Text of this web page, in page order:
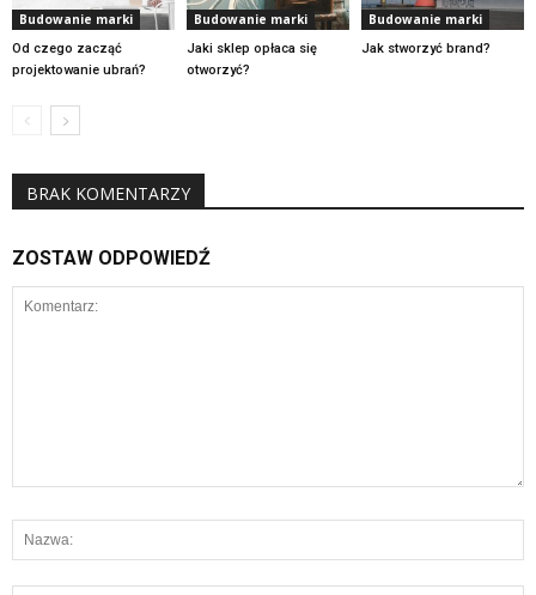
Budowanie marki
Od czego zacząć
projektowanie ubrań?
Budowanie marki
Jaki sklep opłaca się
otworzyć?
Budowanie marki
Jak stworzyć brand?
BRAK KOMENTARZY
ZOSTAW ODPOWIEDŹ